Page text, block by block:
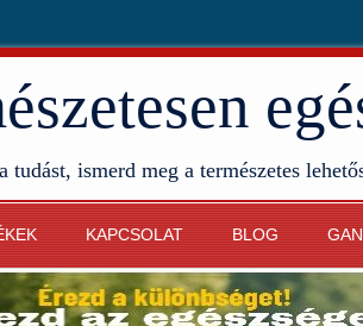
tudást, ismerd meg a természetes
KAPCSOLAT BLOG